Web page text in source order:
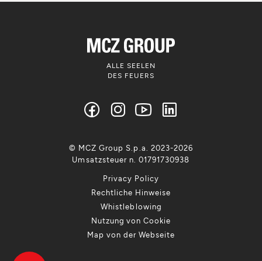
ALLE SEELEN
DES FEUERS
Privacy Policy
Rechtliche Hinweise
Whistleblowing
Nutzung von Cookie
Map von der Webseite
© MCZ Group S.p.a. 2023-2026
Umsatzsteuer n. 01791730938